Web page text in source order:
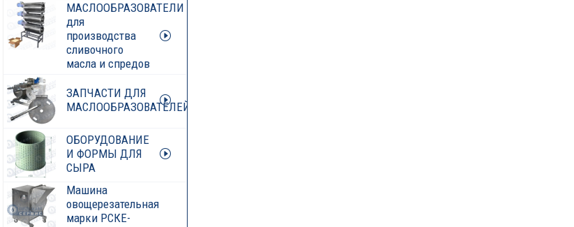
МАСЛООБРАЗОВАТЕЛИ
для
производства
сливочного
масла и спредов
ЗАПЧАСТИ ДЛЯ
МАСЛООБРАЗОВАТЕЛЕЙ
ОБОРУДОВАНИЕ
И ФОРМЫ ДЛЯ
СЫРА
Машина
овощерезательная
марки РСКЕ-